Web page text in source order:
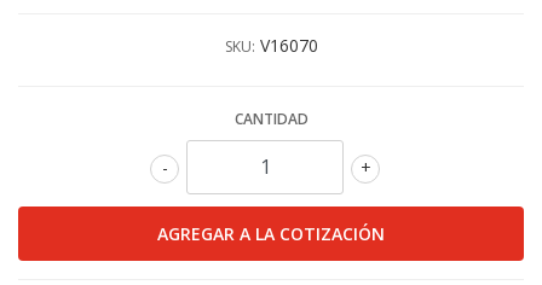
SKU: V16070
CANTIDAD
+
-